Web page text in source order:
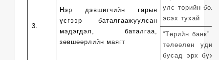
3.
Нэр дэвшигчийн гарын
үсгээр баталгаажуулсан
мэдэгдэл, баталгаа,
зөвшөөрлийн маягт
улс төрийн
эсэх тухай
“Төрийн банк”
төлөөлөн
бусад эрх